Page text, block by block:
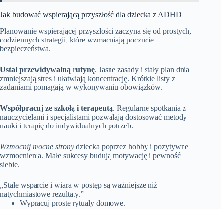
Jak budować wspierającą przyszłość dla dziecka z ADHD
Planowanie wspierającej przyszłości zaczyna się od prostych,
codziennych strategii, które wzmacniają poczucie
bezpieczeństwa.
Ustal przewidywalną rutynę. Jasne zasady i stały plan dnia
zmniejszają stres i ułatwiają koncentrację. Krótkie listy z
zadaniami pomagają w wykonywaniu obowiązków.
Współpracuj ze szkołą i terapeutą. Regularne spotkania z
nauczycielami i specjalistami pozwalają dostosować metody
nauki i terapię do indywidualnych potrzeb.
Wzmocnij mocne strony dziecka poprzez hobby i pozytywne
wzmocnienia. Małe sukcesy budują motywację i pewność
siebie.
„Stałe wsparcie i wiara w postęp są ważniejsze niż
natychmiastowe rezultaty.”
Wypracuj proste rytuały domowe.